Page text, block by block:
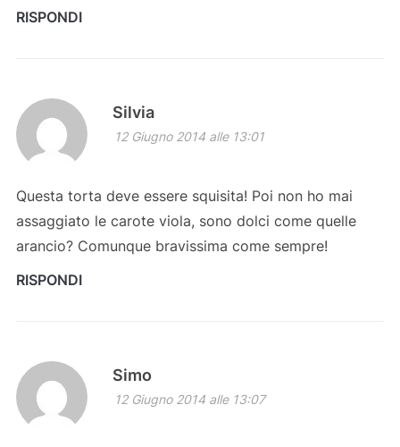
RISPONDI
Silvia
12 Giugno 2014 alle 13:01
Questa torta deve essere squisita! Poi non ho mai
assaggiato le carote viola, sono dolci come quelle
arancio? Comunque bravissima come sempre!
RISPONDI
Simo
12 Giugno 2014 alle 13:07